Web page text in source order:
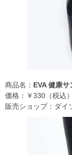
商品名： EVA 健康サ
価格：￥330（税込）
販売ショップ：ダイ